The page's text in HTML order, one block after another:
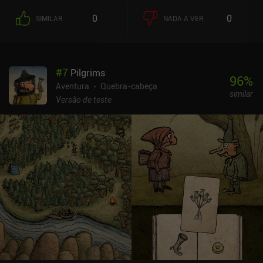
assistente Luke são convocados para a vila de St. Mystere para
encontrar uma maçã dourada e resolver uma disputa de herança.
muito adoráveis. A jogabilidade é bem relaxante e, sempre que
carregamos um jogo salvo, temos uma breve recapitulação da
história até o momento. Os quebra-cabeças são encontrados por
algum, ele pode ser encontrado mais tarde em uma lista de
quebra-cabeças. Depois de resolver cada quebra-cabeça, o jogo
fornece uma explicação clara da solução, o que nos ajuda a
aprender com cada um deles. Mas, se ficarmos presos, também
podemos gastar moedas para desbloquear dicas que nos orientam
suavemente na direção certa sem revelar a resposta. Essas
moedas de dicas estão escondidas em cada cena, o que nos
incentiva a tocar em cada uma delas, mas isso às vezes também
pode nos levar a tocar sem pensar em cada nova tela. Layton:
Curious Village é um jogo premium de US$ 9,99 que é gratuito por
meio do Google Play Pass. É um jogo único que traz lembranças
dos livros de quebra-cabeça que eu costumava resolver na minha
SIMILAR 0 NADA A VER 0
#7 Pilgrims
Aventura
Quebra-cabeça
Versão de teste
96%
similar